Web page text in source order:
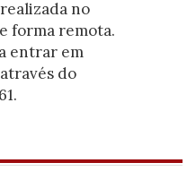
no
forma remota.
entrar em
do